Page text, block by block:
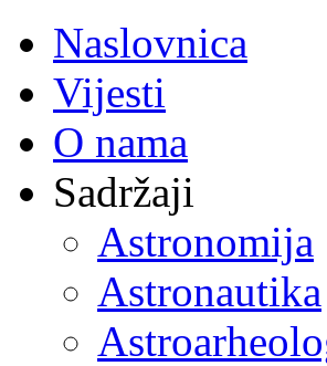
Naslovnica
Vijesti
O nama
Sadržaji
Astronomija
Astronautika